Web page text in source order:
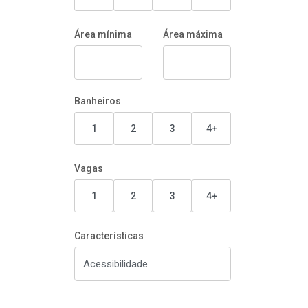
Área mínima Área máxima
Banheiros
1 2 3 4+
Vagas
1 2 3 4+
Características